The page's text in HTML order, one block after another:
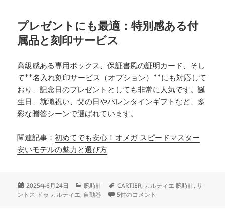
プレゼントにも最適：特別感ある付
属品と刻印サービス
高級感ある専用ボックス、保証書風の証明カード、そし
て**名入れ刻印サービス（オプション）**にも対応して
おり、記念日のプレゼントとしても非常に人気です。誕
生日、就職祝い、父の日やバレンタインギフトなど、多
彩な贈答シーンで選ばれています。
関連記事：初めてでも安心！オメガ スピードマスター
安いモデルの魅力と選び方
投
稿
2025年6月24日
カ
テ
腕時計
タ
グ
CARTIER, カルティエ 腕時計,サ
ントス ドゥ カルティエ, 自動巻 ローズゴールドで魅せる「サントス ド
5件のコメント